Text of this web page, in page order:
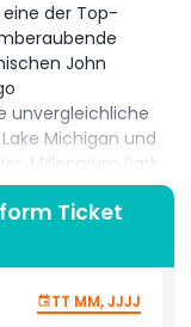
der Top-
John
unvergleichliche
Michigan und
Millennium Park
Chicago-
Höhe sehen
und das
bei Tag oder
bietet
Ticket
TT MM, JJJJ